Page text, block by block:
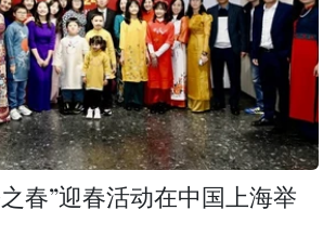
春”迎春活动在中国上海举